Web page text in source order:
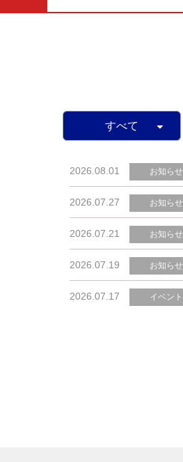
すべて
2026.08.01 お知らせ
2026.07.27 お知らせ
2026.07.21 お知らせ
2026.07.19 お知らせ
2026.07.17 イベント